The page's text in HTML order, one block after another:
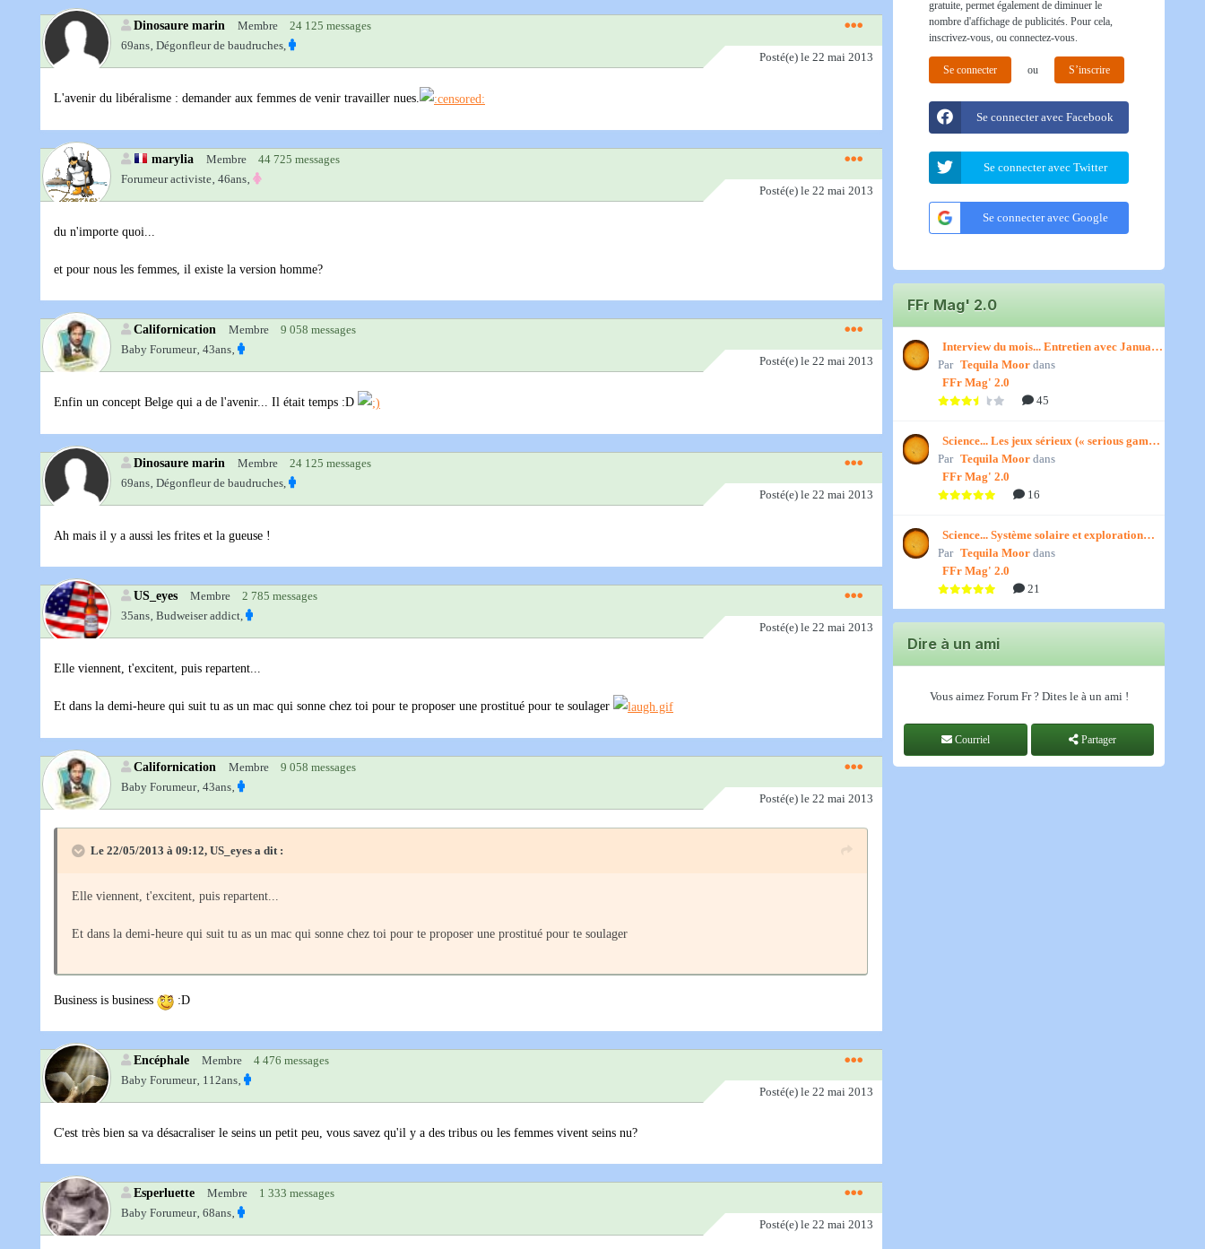
Dinosaure marin Membre
24 125 messages
69ans‚ Dégonfleur de baudruches,
Posté(e) le 22 mai 2013
L'avenir du libéralisme : demander aux femmes de venir travailler nues.
marylia Membre
44 725 messages
Forumeur activiste‚ 46ans‚
Posté(e) le 22 mai 2013
du n'importe quoi...
et pour nous les femmes, il existe la version homme?
Californication Membre
9 058 messages
Baby Forumeur‚ 43ans‚
Posté(e) le 22 mai 2013
Enfin un concept Belge qui a de l'avenir... Il était temps :D
Dinosaure marin Membre
24 125 messages
69ans‚ Dégonfleur de baudruches,
Posté(e) le 22 mai 2013
Ah mais il y a aussi les frites et la gueuse !
US_eyes Membre
2 785 messages
35ans‚ Budweiser addict,
Posté(e) le 22 mai 2013
Elle viennent, t'excitent, puis repartent...
Et dans la demi-heure qui suit tu as un mac qui sonne chez toi pour te proposer une prostitué pour te soulager
Californication Membre
9 058 messages
Baby Forumeur‚ 43ans‚
Posté(e) le 22 mai 2013
Le 22/05/2013 à 09:12, US_eyes a dit :
Elle viennent, t'excitent, puis repartent...
Et dans la demi-heure qui suit tu as un mac qui sonne chez toi pour te proposer une prostitué pour te soulager
Business is business :D
Encéphale Membre
4 476 messages
Baby Forumeur‚ 112ans‚
Posté(e) le 22 mai 2013
C'est très bien sa va désacraliser le seins un petit peu, vous savez qu'il y a des tribus ou les femmes vivent seins nu?
Esperluette Membre
1 333 messages
Baby Forumeur‚ 68ans‚
Posté(e) le 22 mai 2013
gratuite, permet également de diminuer le
nombre d'affichage de publicités. Pour cela,
inscrivez-vous, ou connectez-vous.
Se connecter ou S’inscrire
Se connecter avec Facebook
Se connecter avec Twitter
Se connecter avec Google
FFr Mag' 2.0
Interview du mois... Entretien avec January,
par Titenath
Par Tequila Moor dans
FFr Mag' 2.0
45
Science... Les jeux sérieux (« serious games
») par Jedino
Par Tequila Moor dans
FFr Mag' 2.0
16
Science... Système solaire et exploration
spatiale, par Jedino
Par Tequila Moor dans
FFr Mag' 2.0
21
Dire à un ami
Vous aimez Forum Fr ? Dites le à un ami !
Courriel Partager